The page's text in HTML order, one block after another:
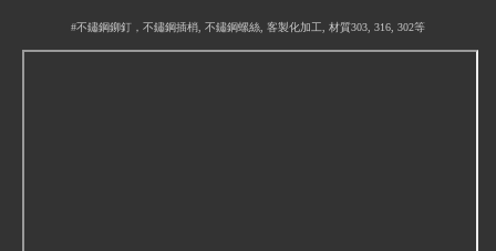
#不鏽鋼鉚釘，不鏽鋼插梢, 不鏽鋼螺絲, 客製化加工, 材質303, 316, 302等